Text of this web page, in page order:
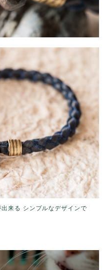
来る シンプルなデザインで